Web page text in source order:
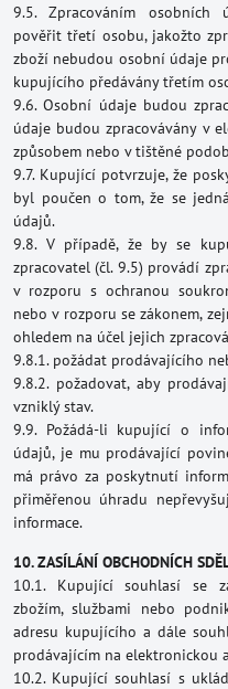
9.5. Zpracováním osobních
pověřit třetí osobu, jakožto
zboží nebudou osobní údaje
kupujícího předávány třetím
9.6. Osobní údaje budou
údaje budou zpracovávány v
způsobem nebo v tištěné
9.7. Kupující potvrzuje, že
byl poučen o tom, že se
údajů.
9.8. V případě, že by se
zpracovatel (čl. 9.5) provádí
v rozporu s ochranou
nebo v rozporu se zákonem,
ohledem na účel jejich
9.8.1. požádat prodávajícího
9.8.2. požadovat, aby
vzniklý stav.
9.9. Požádá-li kupující o
údajů, je mu prodávající
má právo za poskytnutí
přiměřenou úhradu
informace.
10. ZASÍLÁNÍ OBCHODNÍCH
10.1. Kupující souhlasí se
zbožím, službami nebo
adresu kupujícího a dále
prodávajícím na elektronickou
10.2. Kupující souhlasí s